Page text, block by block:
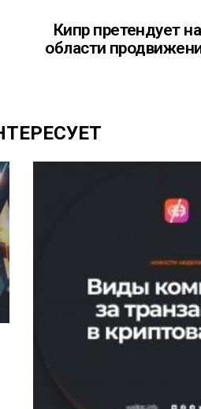
Кипр претендует
области